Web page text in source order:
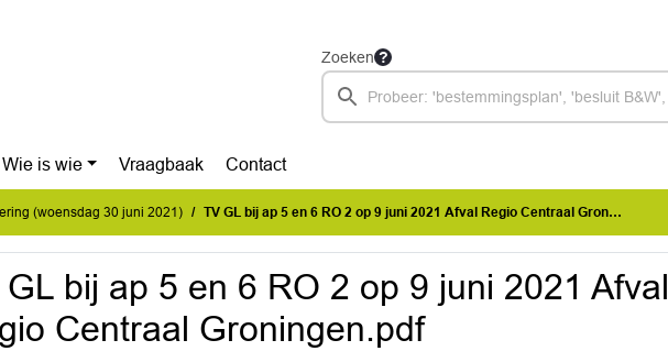
Zoeken
Wie is wie Vraagbaak Contact
(woensdag 30 juni 2021) TV GL bij ap 5 en 6 RO 2 op 9 juni 2021 Afval Regio Centraal Groningen.pdf
bij ap 5 en 6 RO 2 op 9 juni 2021 Afval
Centraal Groningen.pdf